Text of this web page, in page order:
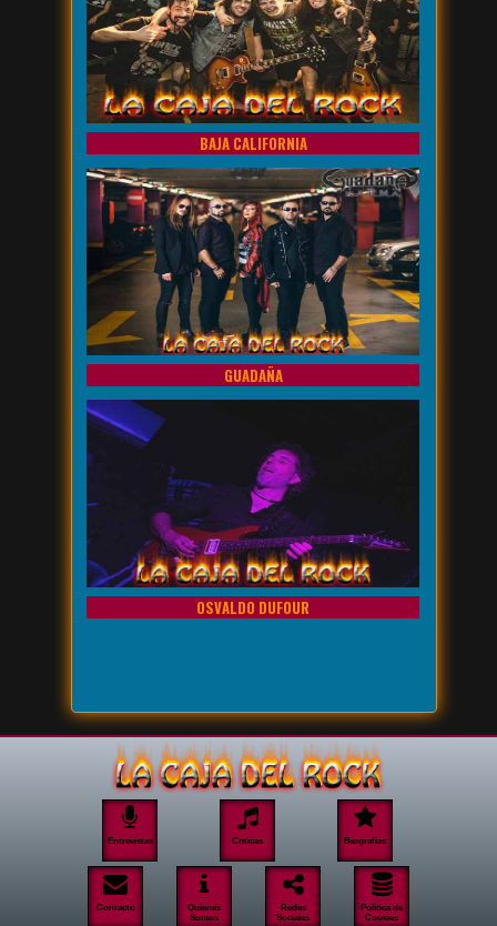
BAJA CALIFORNIA
GUADAÑA
OSVALDO DUFOUR
Entrevistas Criticas Biografías
Contacto
Quienes
Somos
Redes
Sociales
Politica de
Cookies